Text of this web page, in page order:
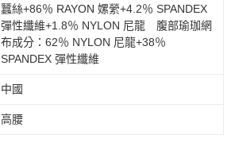
蠶絲+86％ RAYON 嫘縈+4.2％ SPANDEX
彈性纖維+1.8％ NYLON 尼龍 腹部瑜珈網
布成分：62％ NYLON 尼龍+38％
SPANDEX 彈性纖維
中國
高腰